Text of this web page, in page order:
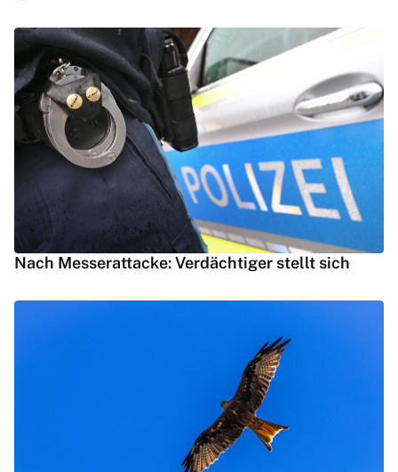
Nach Messerattacke: Verdächtiger stellt sich